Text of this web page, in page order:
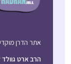
אתר הדרן
הרב ארט